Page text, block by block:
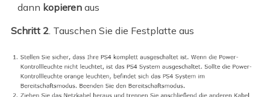
dann kopieren aus
Schritt 2. Tauschen Sie die Festplatte aus